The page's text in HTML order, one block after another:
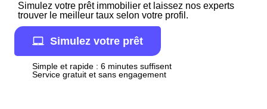
Simulez votre prêt immobilier et laissez nos experts
trouver le meilleur taux selon votre profil.
Simulez votre prêt
Simple et rapide : 6 minutes suffisent
Service gratuit et sans engagement